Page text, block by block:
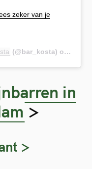
zeker van je
(@bar_kosta) op
in
>
>